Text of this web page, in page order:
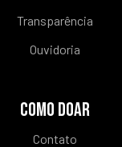
Transparência
Ouvidoria
COMO DOAR
Contato